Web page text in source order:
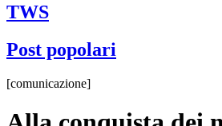
TWS
Post popolari
[comunicazione]